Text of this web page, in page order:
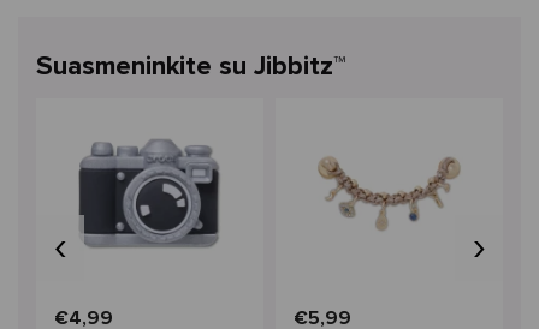
Suasmeninkite su Jibbitz™
€4,99 €5,99
‹ ›